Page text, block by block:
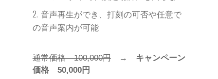
2. 音声再生ができ、打刻の可否や任意で
の音声案内が可能
通常価格　100,000円 → キャンペーン
価格　50,000円